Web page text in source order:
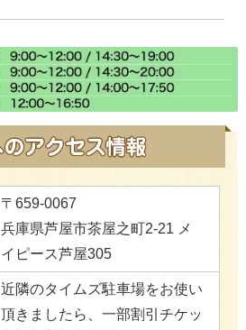
〒659-0067
兵庫県芦屋市茶屋之町2-21 メ
イピース芦屋305
近隣のタイムズ駐車場をお使い
頂きましたら、一部割引チケッ